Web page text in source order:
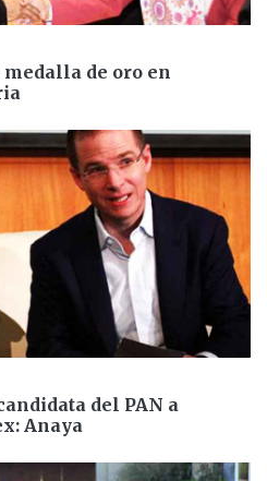
de oro en
del PAN a
Anaya